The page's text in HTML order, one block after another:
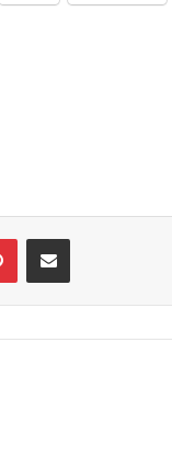
PinterestShare via Email